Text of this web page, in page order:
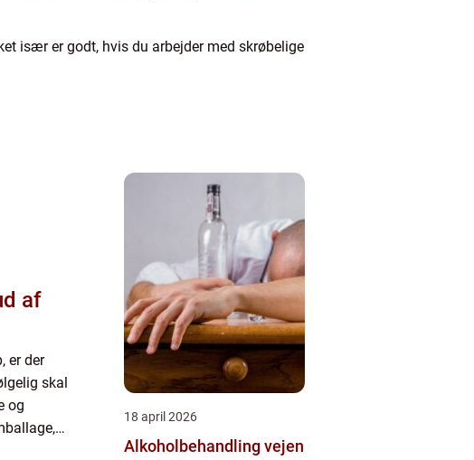
især er godt, hvis du arbejder med skrøbelige
er der
skal
og
18 april 2026
Alkoholbehandling vejen